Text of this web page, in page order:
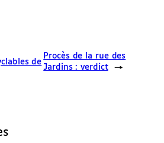
de
Procès de la rue des
Jardins : verdict
→